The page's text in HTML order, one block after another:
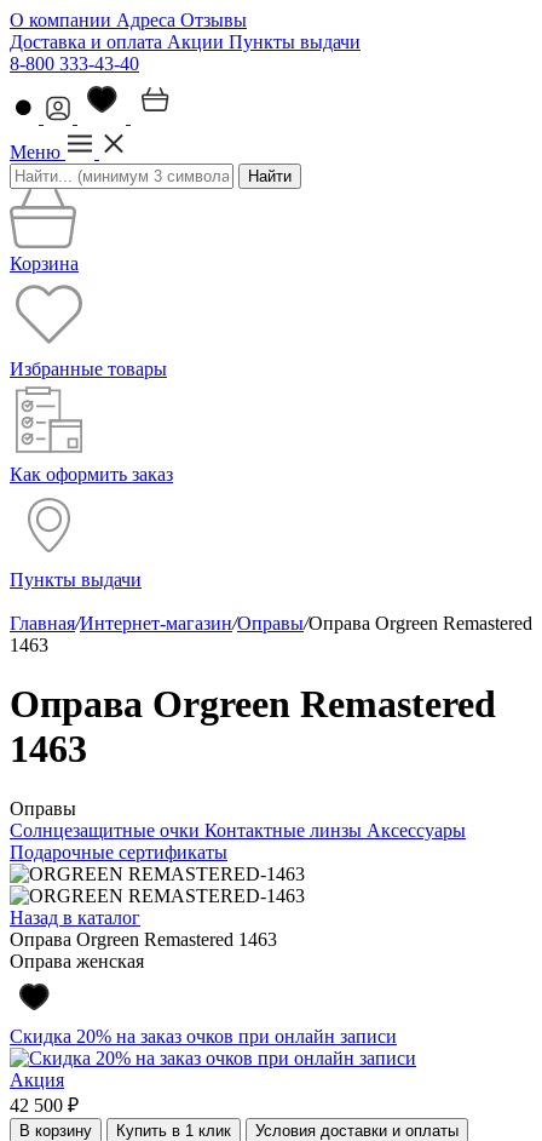
О компании Адреса Отзывы
Доставка и оплата Акции Пункты выдачи
8-800 333-43-40
Меню
Найти
Корзина
Избранные товары
Как оформить заказ
Пункты выдачи
Главная/Интернет-магазин/Оправы/Оправа Orgreen Remastered
1463
Оправа Orgreen Remastered
1463
Оправы
Солнцезащитные очки Контактные линзы Аксессуары
Подарочные сертификаты
Назад в каталог
Оправа Orgreen Remastered 1463
Оправа женская
Скидка 20% на заказ очков при онлайн записи
Акция
42 500 ₽
В корзину Купить в 1 клик Условия доставки и оплаты